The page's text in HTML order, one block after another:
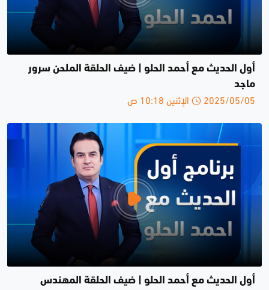
أول الحديث مع أحمد الحلو | ضيف الحلقة الملحن سرور
ماجد
2025/05/05 الإثنين 10:18 ص
أول الحديث مع أحمد الحلو | ضيف الحلقة المهندس